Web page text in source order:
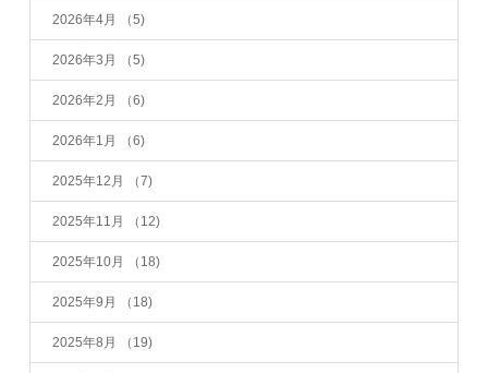
2026年4月 （5)
2026年3月 （5)
2026年2月 （6)
2026年1月 （6)
2025年12月 （7)
2025年11月 （12)
2025年10月 （18)
2025年9月 （18)
2025年8月 （19)